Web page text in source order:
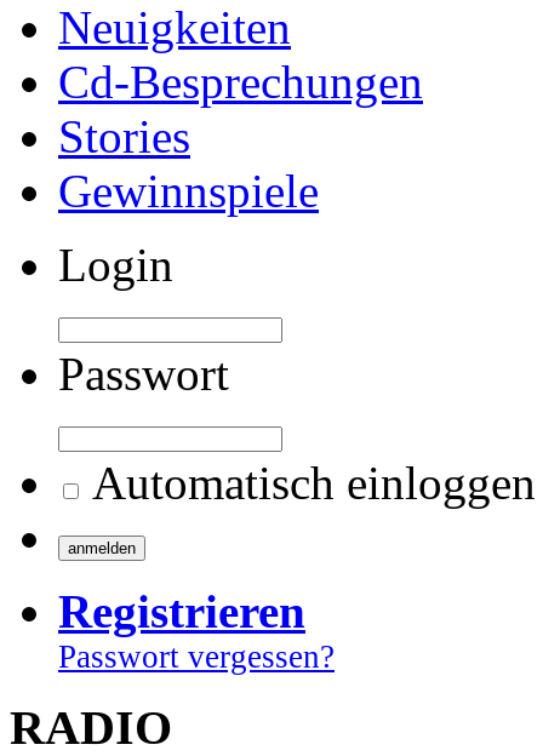
Neuigkeiten
Cd-Besprechungen
Stories
Gewinnspiele
Login
Passwort
Automatisch einloggen
Registrieren
Passwort vergessen?
RADIO